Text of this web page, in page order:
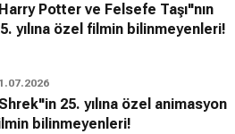
Potter ve Felsefe Taşı"nın
yılına özel filmin bilinmeyenleri!
25. yılına özel animasyon
bilinmeyenleri!